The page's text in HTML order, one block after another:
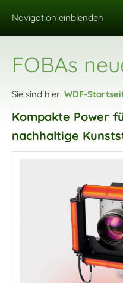
Navigation einblenden
FOBAs
Sie sind hier: WDF-
Kompakte Power
nachhaltige